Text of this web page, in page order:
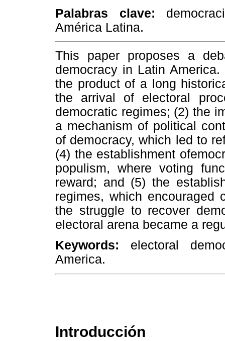
Palabras clave:
América Latina.
This paper proposes a
democracy in Latin
the product of a long
the arrival of electoral
democratic regimes; (2) the
a mechanism of political
of democracy, which led to
(4) the establishment
populism, where voting
reward; and (5) the
regimes, which encouraged
the struggle to recover
electoral arena became a
Keywords: electoral
America.
Introducción